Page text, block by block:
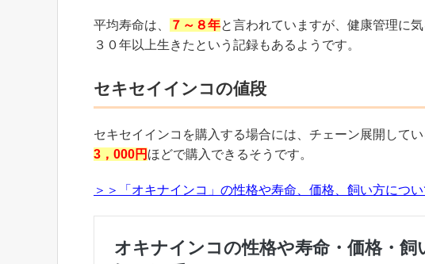
平均寿命は、 ７～８年と言われていますが、健康管理に
３０年以上生きたという記録もあるようです。
セキセイインコの値段
セキセイインコを購入する場合には、チェーン展開して
3 ， 000円 ほどで購入できるそうです。
＞＞「オキナインコ」の性格や寿命、価格、飼い方につ